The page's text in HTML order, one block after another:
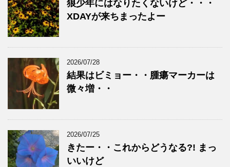
狼少年にはなりたくないけど・・・
XDAYが来ちまったよー
2026/07/28
結果はビミョー・・腫瘍マーカーは
微々増・・
2026/07/25
きたー・・これからどうなる?! まっ
いいけど